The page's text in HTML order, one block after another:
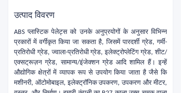
उत्पाद विवरण
ABS प्लास्टिक पेलेट्स को उनके अनुप्रयोगों के अनुसार विभिन्न
प्रकारों में वर्गीकृत किया जा सकता है, जिसमें पारदर्शी ग्रेड, गर्मी-
प्रतिरोधी ग्रेड, ज्वाला-प्रतिरोधी ग्रेड, इलेक्ट्रोप्लेटिंग ग्रेड, शीट/
एक्सट्रूज़न ग्रेड, सामान्य/इंजेक्शन ग्रेड आदि शामिल हैं। इन्हें
औद्योगिक क्षेत्रों में व्यापक रूप से उपयोग किया जाता है जैसे कि
मशीनरी, ऑटोमोबाइल, इलेक्ट्रॉनिक उपकरण, उपकरण और मीटर,